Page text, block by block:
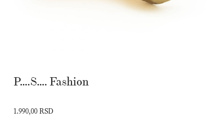
P….S…. Fashion
1.990,00 RSD